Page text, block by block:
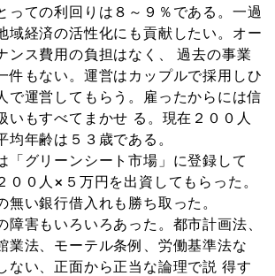
っての利回りは８～９％である。一過
域経済の活性化にも貢献したい。オー
ンス費用の負担はなく、 過去の事業
件もない。運営はカップルで採用しひ
で運営してもらう。雇ったからには信
いもすべてまかせ る。現在２００人
均年齢は５３歳である。
「グリーンシート市場」に登録して
００人×５万円を出資してもらった。
無い銀行借入れも勝ち取った。
障害もいろいろあった。都市計画法、
業法、モーテル条例、労働基準法な
ない、正面から正当な論理で説 得す